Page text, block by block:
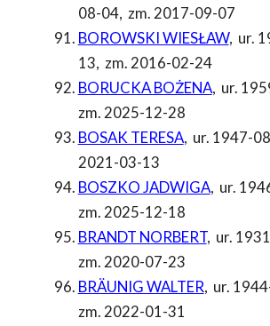
08-04, zm. 2017-09-07
BOROWSKI WIESŁAW, ur.
13, zm. 2016-02-24
BORUCKA BOŻENA, ur.
zm. 2025-12-28
BOSAK TERESA, ur. 1947-
2021-03-13
BOSZKO JADWIGA, ur.
zm. 2025-12-18
BRANDT NORBERT, ur.
zm. 2020-07-23
BRÄUNIG WALTER, ur.
zm. 2022-01-31